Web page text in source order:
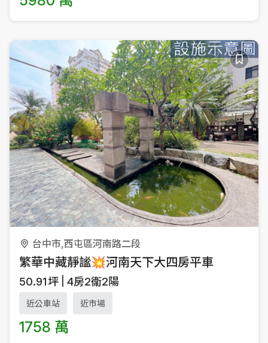
台中市,西屯區河南路二段
繁華中藏靜謐💥河南天下大四房平車
50.91坪 4房2衛2陽
近公車站 近市場
1758 萬